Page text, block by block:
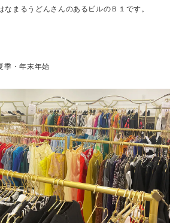
るうどんさんのあるビルのＢ１です。
季・年末年始